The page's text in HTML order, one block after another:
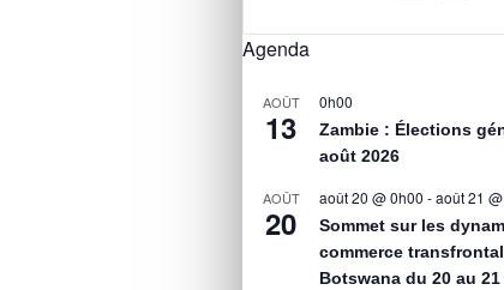
Agenda
AOÛT
13
0h00
Zambie : Élections
août 2026
AOÛT
20
août 20 @ 0h00 -août 21
Sommet sur les
commerce
Botswana du 20 au